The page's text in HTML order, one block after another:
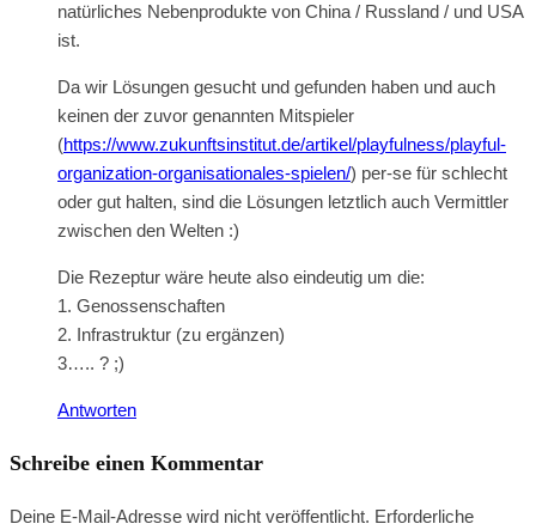
natürliches Nebenprodukte von China / Russland / und USA
ist.
Da wir Lösungen gesucht und gefunden haben und auch
keinen der zuvor genannten Mitspieler
(https://www.zukunftsinstitut.de/artikel/playfulness/playful-
organization-organisationales-spielen/) per-se für schlecht
oder gut halten, sind die Lösungen letztlich auch Vermittler
zwischen den Welten :)
Die Rezeptur wäre heute also eindeutig um die:
1. Genossenschaften
2. Infrastruktur (zu ergänzen)
3….. ? ;)
Antworten
Schreibe einen Kommentar
Deine E-Mail-Adresse wird nicht veröffentlicht. Erforderliche